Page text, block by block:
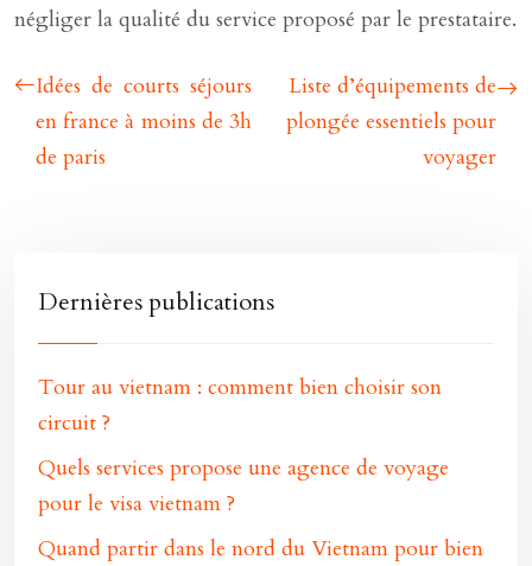
négliger la qualité du service proposé par le prestataire.
Idées de courts séjours
en france à moins de 3h
de paris
Liste d’équipements de
plongée essentiels pour
voyager
Dernières publications
Tour au vietnam : comment bien choisir son
circuit ?
Quels services propose une agence de voyage
pour le visa vietnam ?
Quand partir dans le nord du Vietnam pour bien